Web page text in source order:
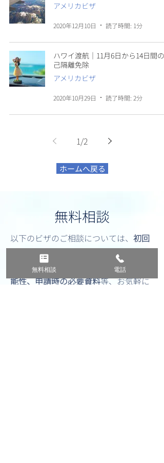
アメリカビザ
2020年12月10日 読了時間: 1分
ハワイ渡航｜11月6日から14日間の
己隔離免除
アメリカビザ
2020年10月29日 読了時間: 2分
1/2
ホームへ戻る
無料相談
以下のビザのご相談については、 初回
30分無料で承っております。
ご自身のケースにおけるビザ発給の可
能性、申請時の必要資料等、お気軽に
無料相談 電話